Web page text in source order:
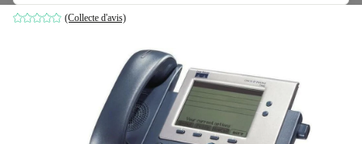
(Collecte d'avis)